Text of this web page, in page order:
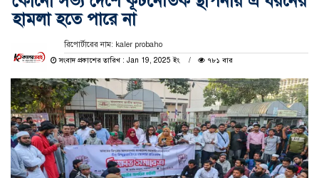
হামলা হতে পারে না
রিপোর্টারের নাম: kaler probaho
সংবাদ প্রকাশের তারিখ : Jan 19, 2025 ইং
৭৮১ বার